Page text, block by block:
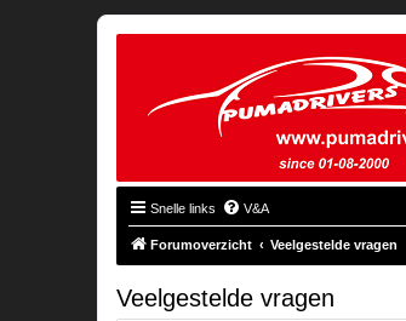
Snelle links V&A
Forumoverzicht Veelgestelde vragen
Veelgestelde vragen